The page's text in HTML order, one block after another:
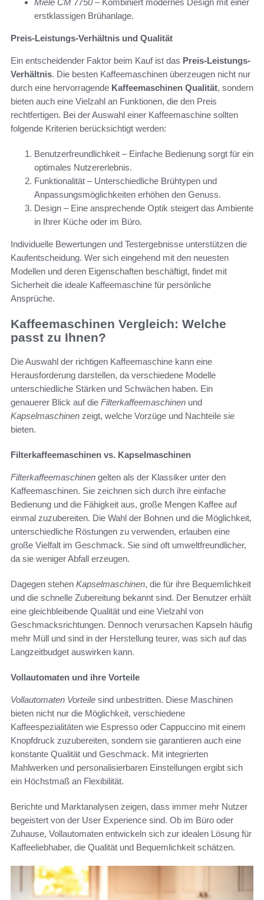
Miele CM 7750– Kombiniert modernes Design mit einer
erstklassigen Brühanlage.
Preis-Leistungs-Verhältnis und Qualität
Ein entscheidender Faktor beim Kauf ist das Preis-Leistungs-
Verhältnis. Die besten Kaffeemaschinen überzeugen nicht nur
durch eine hervorragende Kaffeemaschinen Qualität, sondern
bieten auch eine Vielzahl an Funktionen, die den Preis
rechtfertigen. Bei der Auswahl einer Kaffeemaschine sollten
folgende Kriterien berücksichtigt werden:
Benutzerfreundlichkeit – Einfache Bedienung sorgt für ein
optimales Nutzererlebnis.
Funktionalität – Unterschiedliche Brühtypen und
Anpassungsmöglichkeiten erhöhen den Genuss.
Design – Eine ansprechende Optik steigert das Ambiente
in Ihrer Küche oder im Büro.
Individuelle Bewertungen und Testergebnisse unterstützen die
Kaufentscheidung. Wer sich eingehend mit den neuesten
Modellen und deren Eigenschaften beschäftigt, findet mit
Sicherheit die ideale Kaffeemaschine für persönliche
Ansprüche.
Kaffeemaschinen Vergleich: Welche
passt zu Ihnen?
Die Auswahl der richtigen Kaffeemaschine kann eine
Herausforderung darstellen, da verschiedene Modelle
unterschiedliche Stärken und Schwächen haben. Ein
genauerer Blick auf die Filterkaffeemaschinen und
Kapselmaschinen zeigt, welche Vorzüge und Nachteile sie
bieten.
Filterkaffeemaschinen vs. Kapselmaschinen
Filterkaffeemaschinen gelten als der Klassiker unter den
Kaffeemaschinen. Sie zeichnen sich durch ihre einfache
Bedienung und die Fähigkeit aus, große Mengen Kaffee auf
einmal zuzubereiten. Die Wahl der Bohnen und die Möglichkeit,
unterschiedliche Röstungen zu verwenden, erlauben eine
große Vielfalt im Geschmack. Sie sind oft umweltfreundlicher,
da sie weniger Abfall erzeugen.
Dagegen stehen Kapselmaschinen, die für ihre Bequemlichkeit
und die schnelle Zubereitung bekannt sind. Der Benutzer erhält
eine gleichbleibende Qualität und eine Vielzahl von
Geschmacksrichtungen. Dennoch verursachen Kapseln häufig
mehr Müll und sind in der Herstellung teurer, was sich auf das
Langzeitbudget auswirken kann.
Vollautomaten und ihre Vorteile
Vollautomaten Vorteile sind unbestritten. Diese Maschinen
bieten nicht nur die Möglichkeit, verschiedene
Kaffeespezialitäten wie Espresso oder Cappuccino mit einem
Knopfdruck zuzubereiten, sondern sie garantieren auch eine
konstante Qualität und Geschmack. Mit integrierten
Mahlwerken und personalisierbaren Einstellungen ergibt sich
ein Höchstmaß an Flexibilität.
Berichte und Marktanalysen zeigen, dass immer mehr Nutzer
begeistert von der User Experience sind. Ob im Büro oder
Zuhause, Vollautomaten entwickeln sich zur idealen Lösung für
Kaffeeliebhaber, die Qualität und Bequemlichkeit schätzen.